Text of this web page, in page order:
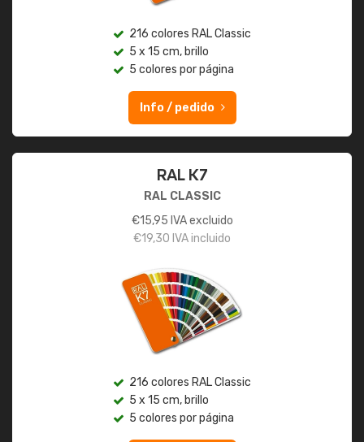
216 colores RAL Classic
5 x 15 cm, brillo
5 colores por página
Info / pedido
RAL K7
RAL CLASSIC
€15,95 IVA excluido
€19,30 IVA incluido
216 colores RAL Classic
5 x 15 cm, brillo
5 colores por página